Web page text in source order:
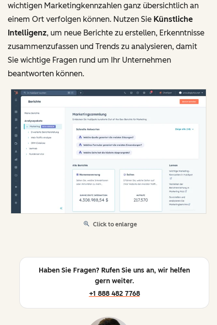
wichtigen Marketingkennzahlen ganz übersichtlich an
einem Ort verfolgen können. Nutzen Sie Künstliche
Intelligenz, um neue Berichte zu erstellen, Erkenntnisse
zusammenzufassen und Trends zu analysieren, damit
Sie wichtige Fragen rund um Ihr Unternehmen
beantworten können.
Click to enlarge
Haben Sie Fragen? Rufen Sie uns an, wir helfen
gern weiter.
+1 888 482 7768